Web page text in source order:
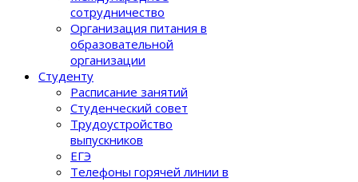
сотрудничество
Организация питания в
образовательной
организации
Студенту
Расписание занятий
Студенческий совет
Трудоустройство
выпускников
ЕГЭ
Телефоны горячей линии в